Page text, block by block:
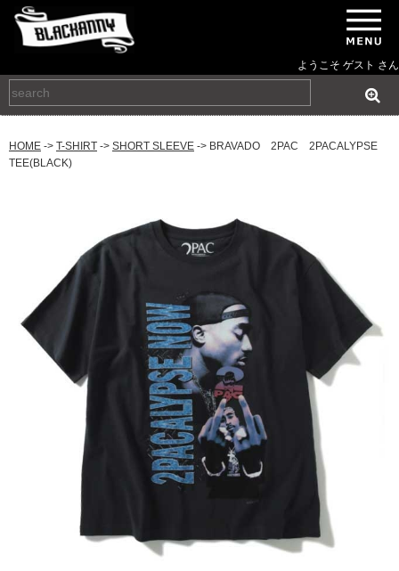
ようこそ ゲスト さん
HOME -> T-SHIRT -> SHORT SLEEVE -> BRAVADO 2PAC 2PACALYPSE
TEE(BLACK)